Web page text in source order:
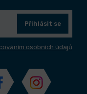
Přihlásit se
osobních údajů